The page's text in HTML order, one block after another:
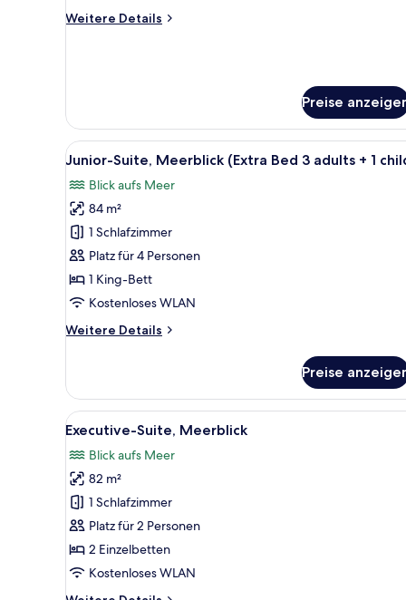
Weitere Details
Weitere
Preise
Alle
Fotos
für
Junior-
Suite,
Meerblick
(Extra
Bed
adults
child)
anzeigen
Ein Hotelzimmer mit einem
6
Junior-Suite, Meerblick (Extra Bed 3 adults + 1
Blick aufs Meer
84 m²
1 Schlafzimmer
Platz für 4 Personen
1 King-Bett
Kostenloses WLAN
Weitere Details
Weitere
Suite,
Meerblick
(Extra
3
adults
+
child)
Preise
Alle
Fotos
für
Executive-
Suite,
Meerblick
anzeigen
Ein Hotelzimmer mit einem
5
Executive-Suite, Meerblick
Blick aufs Meer
82 m²
1 Schlafzimmer
Platz für 2 Personen
2 Einzelbetten
Kostenloses WLAN